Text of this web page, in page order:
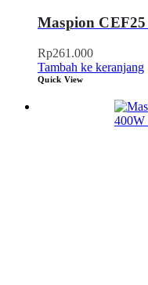
Maspion
Rp261.000
Tambah ke keranjang
Quick View